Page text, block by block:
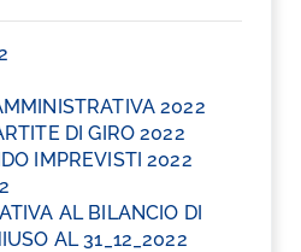
2022
DI GIRO 2022
IMPREVISTI 2022
AL BILANCIO DI
AL 31_12_2022